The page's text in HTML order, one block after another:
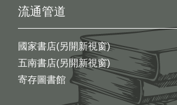
流通管道
國家書店(另開新視窗)
五南書店(另開新視窗)
寄存圖書館